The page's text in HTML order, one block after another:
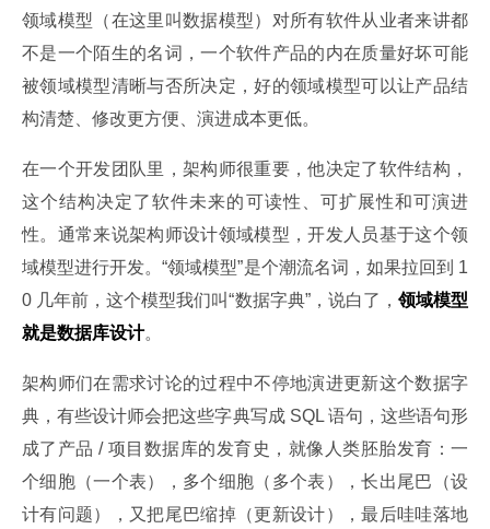
领域模型（在这里叫数据模型）对所有软件从业者来讲都
不是一个陌生的名词，一个软件产品的内在质量好坏可能
被领域模型清晰与否所决定，好的领域模型可以让产品结
构清楚、修改更方便、演进成本更低。
在一个开发团队里，架构师很重要，他决定了软件结构，
这个结构决定了软件未来的可读性、可扩展性和可演进
性。通常来说架构师设计领域模型，开发人员基于这个领
域模型进行开发。“领域模型”是个潮流名词，如果拉回到 1
0 几年前，这个模型我们叫“数据字典”，说白了， 领域模型
就是数据库设计。
架构师们在需求讨论的过程中不停地演进更新这个数据字
典，有些设计师会把这些字典写成 SQL 语句，这些语句形
成了产品 / 项目数据库的发育史，就像人类胚胎发育：一
个细胞（一个表），多个细胞（多个表），长出尾巴（设
计有问题），又把尾巴缩掉（更新设计），最后哇哇落地